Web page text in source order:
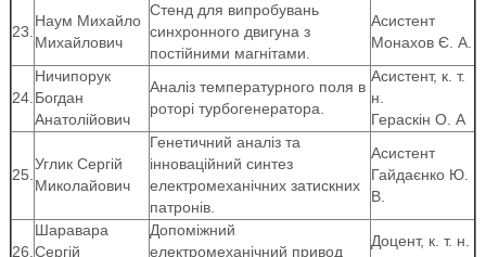
23.
Наум Михайло
Михайлович
Стенд для випробувань
синхронного двигуна з
постійними магнітами.
Асистент
Монахов Є. А.
24.
Ничипорук
Богдан
Анатолійович
Аналіз температурного поля в
роторі турбогенератора.
Асистент, к. т.
н.
Гераскін О. А
25.
Углик Сергій
Миколайович
Генетичний аналіз та
інноваційний синтез
електромеханічних затискних
патронів.
Асистент
Гайдаєнко Ю.
В.
26.
Шаравара
Сергій
Допоміжний
електромеханічний привод
Доцент, к. т. н.